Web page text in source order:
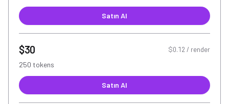
Satın Al
$30 $0.12 / render
250 tokens
Satın Al